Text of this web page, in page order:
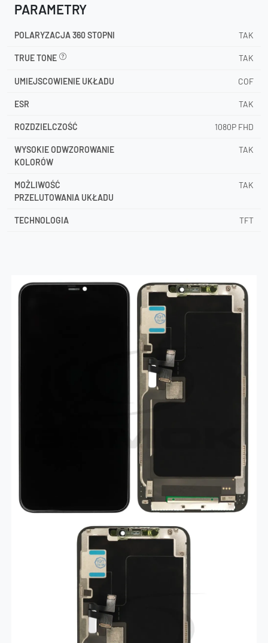
PARAMETRY
POLARYZACJA 360 STOPNI TAK
TRUE TONE TAK
UMIEJSCOWIENIE UKŁADU COF
ESR TAK
ROZDZIELCZOŚĆ 1080P FHD
WYSOKIE ODWZOROWANIE
KOLORÓW
TAK
MOŻLIWOŚĆ
PRZELUTOWANIA UKŁADU
TAK
TECHNOLOGIA TFT